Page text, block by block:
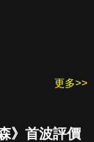
更多>>
》首波評價